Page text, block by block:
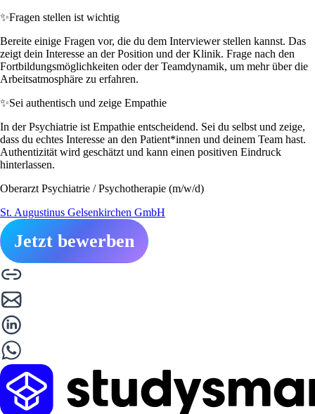
✨Fragen stellen ist wichtig
Bereite einige Fragen vor, die du dem Interviewer stellen kannst. Das
zeigt dein Interesse an der Position und der Klinik. Frage nach den
Fortbildungsmöglichkeiten oder der Teamdynamik, um mehr über die
Arbeitsatmosphäre zu erfahren.
✨Sei authentisch und zeige Empathie
In der Psychiatrie ist Empathie entscheidend. Sei du selbst und zeige,
dass du echtes Interesse an den Patient*innen und deinem Team hast.
Authentizität wird geschätzt und kann einen positiven Eindruck
hinterlassen.
Oberarzt Psychiatrie / Psychotherapie (m/w/d)
St. Augustinus Gelsenkirchen GmbH
Jetzt bewerben